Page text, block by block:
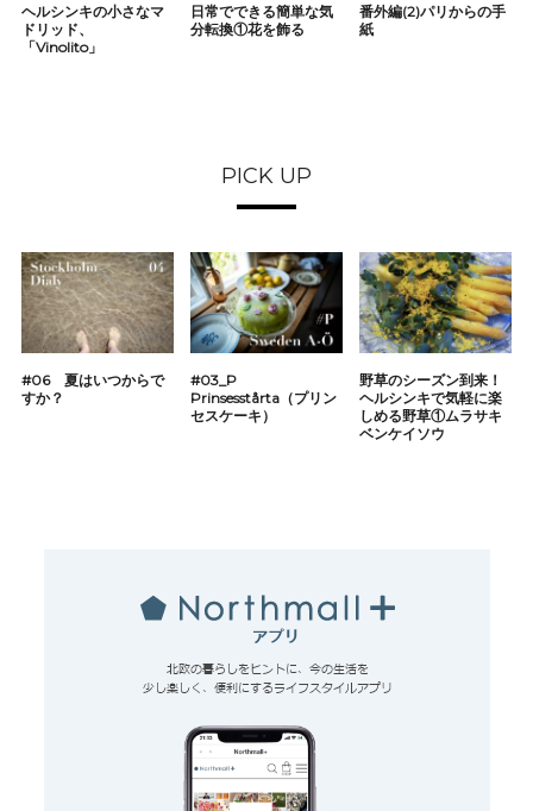
ヘルシンキの小さなマ
ドリッド、
「Vinolito」
日常でできる簡単な気
分転換①花を飾る
番外編(2)パリからの手
紙
PICK UP
#06 夏はいつからで
すか？
#03_P
Prinsesstårta（プリン
セスケーキ）
野草のシーズン到来！
ヘルシンキで気軽に楽
しめる野草①ムラサキ
ベンケイソウ